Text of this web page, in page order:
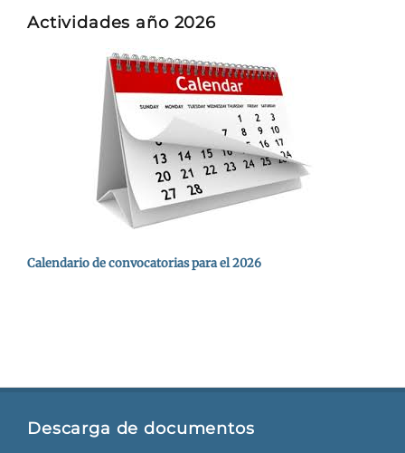
Actividades año 2026
Calendario de convocatorias para el 2026
Descarga de documentos